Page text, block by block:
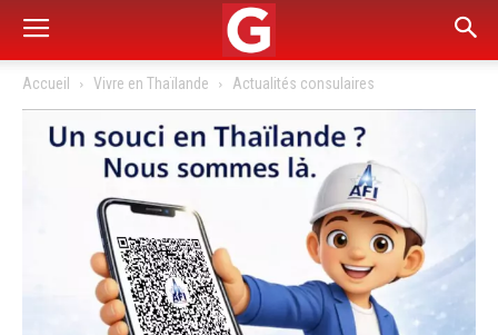
Accueil Vivre en Thaïlande Actualités consulaires